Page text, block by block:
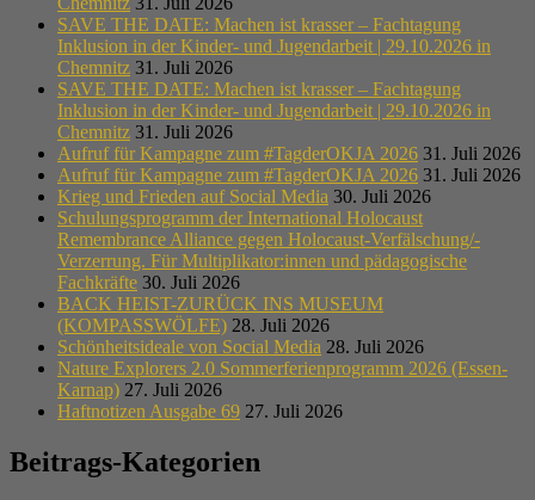
SAVE THE DATE: Machen ist krasser – Fachtagung
Inklusion in der Kinder- und Jugendarbeit | 29.10.2026 in
Chemnitz 31. Juli 2026
SAVE THE DATE: Machen ist krasser – Fachtagung
Inklusion in der Kinder- und Jugendarbeit | 29.10.2026 in
Chemnitz 31. Juli 2026
Aufruf für Kampagne zum #TagderOKJA 2026 31. Juli 2026
Aufruf für Kampagne zum #TagderOKJA 2026 31. Juli 2026
Krieg und Frieden auf Social Media 30. Juli 2026
Schulungsprogramm der International Holocaust
Remembrance Alliance gegen Holocaust-Verfälschung/-
Verzerrung. Für Multiplikator:innen und pädagogische
Fachkräfte 30. Juli 2026
BACK HEIST-ZURÜCK INS MUSEUM
(KOMPASSWÖLFE) 28. Juli 2026
Schönheitsideale von Social Media 28. Juli 2026
Nature Explorers 2.0 Sommerferienprogramm 2026 (Essen-
Karnap) 27. Juli 2026
Haftnotizen Ausgabe 69 27. Juli 2026
Beitrags-Kategorien